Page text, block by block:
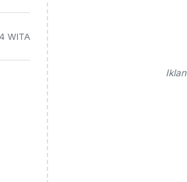
WITA
Iklan